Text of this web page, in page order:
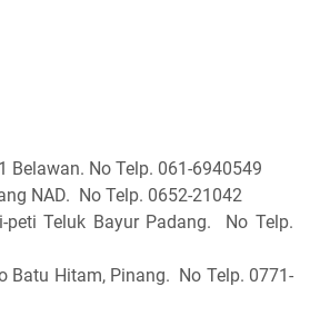
Belawan. No Telp. 061-6940549
NAD. No Telp. 0652-21042
Teluk Bayur Padang. No Telp.
Batu Hitam, Pinang. No Telp. 0771-